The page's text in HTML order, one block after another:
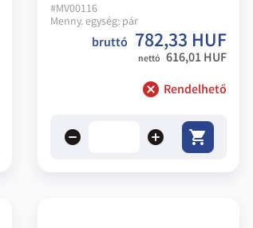
#MV00116
Menny. egység: pár
bruttó 782,33 HUF
nettó 616,01 HUF
Rendelhető
remove add